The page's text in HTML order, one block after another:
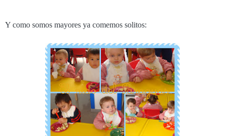
Y como somos mayores ya comemos solitos: